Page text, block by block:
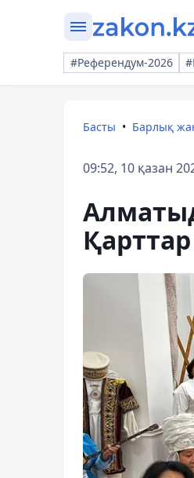
#Референдум-2026
Басты Барлық
09:52, 10 қазан